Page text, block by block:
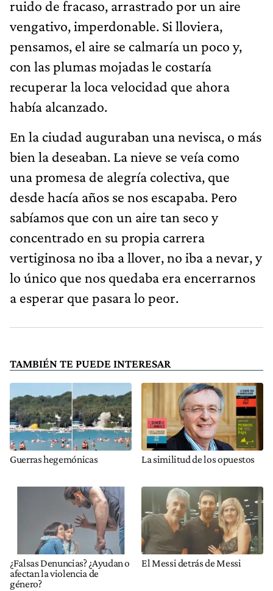
ruido de fracaso, arrastrado por un aire
vengativo, imperdonable. Si lloviera,
pensamos, el aire se calmaría un poco y,
con las plumas mojadas le costaría
recuperar la loca velocidad que ahora
había alcanzado.
En la ciudad auguraban una nevisca, o más
bien la deseaban. La nieve se veía como
una promesa de alegría colectiva, que
desde hacía años se nos escapaba. Pero
sabíamos que con un aire tan seco y
concentrado en su propia carrera
vertiginosa no iba a llover, no iba a nevar, y
lo único que nos quedaba era encerrarnos
a esperar que pasara lo peor.
TAMBIÉN TE PUEDE INTERESAR
Guerras hegemónicas La similitud de los opuestos
¿Falsas Denuncias? ¿Ayudan o
afectan la violencia de
género?
El Messi detrás de Messi